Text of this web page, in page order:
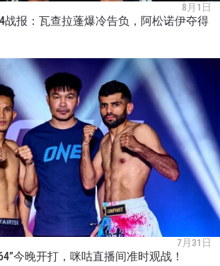
8月1日
战报：瓦查拉蓬爆冷告负，阿松诺伊夺得
7月31日
今晚开打，咪咕直播间准时观战！